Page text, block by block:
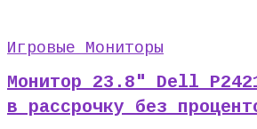
Игровые Мониторы
Монитор 23.8″ Dell
в рассрочку без